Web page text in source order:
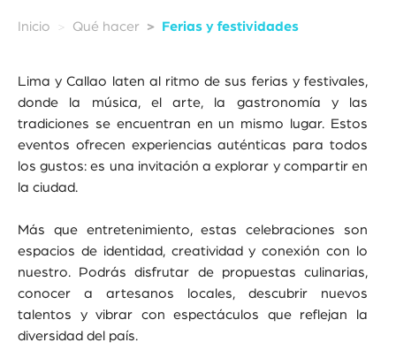
Inicio Qué hacer Ferias y festividades
Lima y Callao laten al ritmo de sus ferias y festivales,
donde la música, el arte, la gastronomía y las
tradiciones se encuentran en un mismo lugar. Estos
eventos ofrecen experiencias auténticas para todos
los gustos: es una invitación a explorar y compartir en
la ciudad.
Más que entretenimiento, estas celebraciones son
espacios de identidad, creatividad y conexión con lo
nuestro. Podrás disfrutar de propuestas culinarias,
conocer a artesanos locales, descubrir nuevos
talentos y vibrar con espectáculos que reflejan la
diversidad del país.